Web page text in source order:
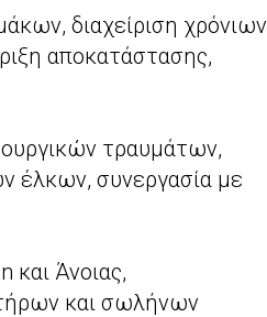
διαχείριση χρόνιων
αποκατάστασης,
τραυμάτων,
έλκων, συνεργασία με
και Άνοιας,
και σωλήνων